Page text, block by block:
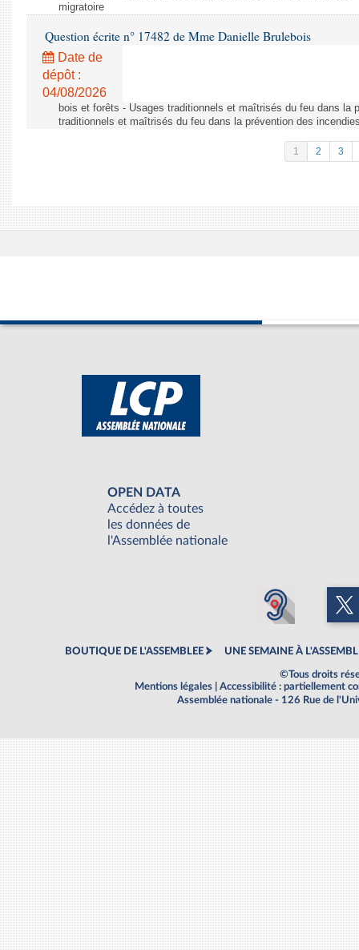
migratoire
Question écrite n° 17482 de Mme Danielle Brulebois
Date de
dépôt :
04/08/2026
bois et forêts - Usages traditionnels et maîtrisés du feu dans la
traditionnels et maîtrisés du feu dans la prévention des
1 2 3
OPEN DATA
Accédez à toutes
les données de
l'Assemblée nationale
BOUTIQUE DE L'ASSEMBLEE UNE SEMAINE À
©Tous droits
Mentions légales
Accessibilité : partiellement
Assemblée nationale - 126 Rue de